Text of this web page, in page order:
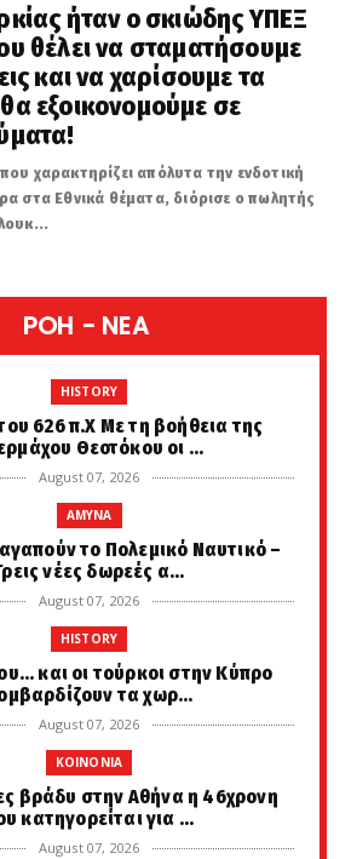
ήταν ο σκιώδης ΥΠΕΞ
θέλει να σταματήσουμε
και να χαρίσουμε τα
εξοικονομούμε σε
χαρακτηρίζει απόλυτα την ενδοτική
στα Εθνικά θέματα, διόρισε ο πωλητής
POH - NEA
HISTORY
626 π.Χ Με τη βοήθεια της
Θεοτόκου οι ...
August 07, 2026
AMYNA
το Πολεμικό Ναυτικό –
νέες δωρεές α...
August 07, 2026
HISTORY
και οι τούρκοι στην Κύπρο
τα χωρ...
August 07, 2026
KOINONIA
βράδυ στην Αθήνα η 46χρονη
κατηγορείται για ...
August 07, 2026